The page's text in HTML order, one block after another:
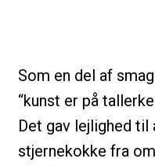
Som en del af
“kunst er på
Det gav lejlighed
stjernekokke fra